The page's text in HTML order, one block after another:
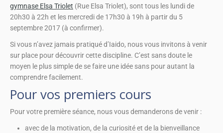
gymnase Elsa Triolet (Rue Elsa Triolet), sont tous les lundi de
20h30 à 22h et les mercredi de 17h30 à 19h à partir du 5
septembre 2017 (à confirmer).
Si vous n’avez jamais pratiqué d’Iaido, nous vous invitons à venir
sur place pour découvrir cette discipline. C’est sans doute le
moyen le plus simple de se faire une idée sans pour autant la
comprendre facilement.
Pour vos premiers cours
Pour votre première séance, nous vous demanderons de venir :
avec de la motivation, de la curiosité et de la bienveillance